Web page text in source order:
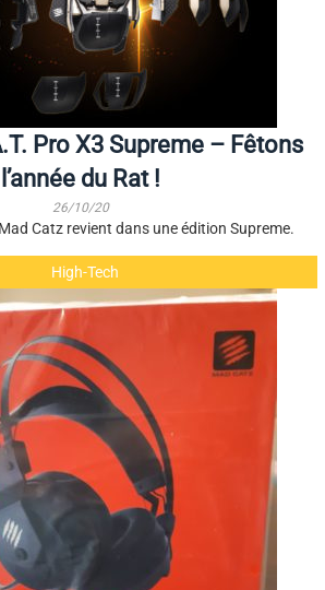
Pro X3 Supreme – Fêtons
l’année du Rat !
26/10/20
Catz revient dans une édition Supreme.
High-Tech